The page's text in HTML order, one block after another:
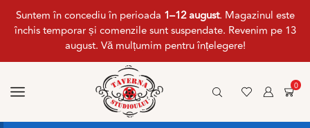
Suntem în concediu în perioada 1–12 august. Magazinul este
închis temporar și comenzile sunt suspendate. Revenim pe 13
august. Vă mulțumim pentru înțelegere!
0